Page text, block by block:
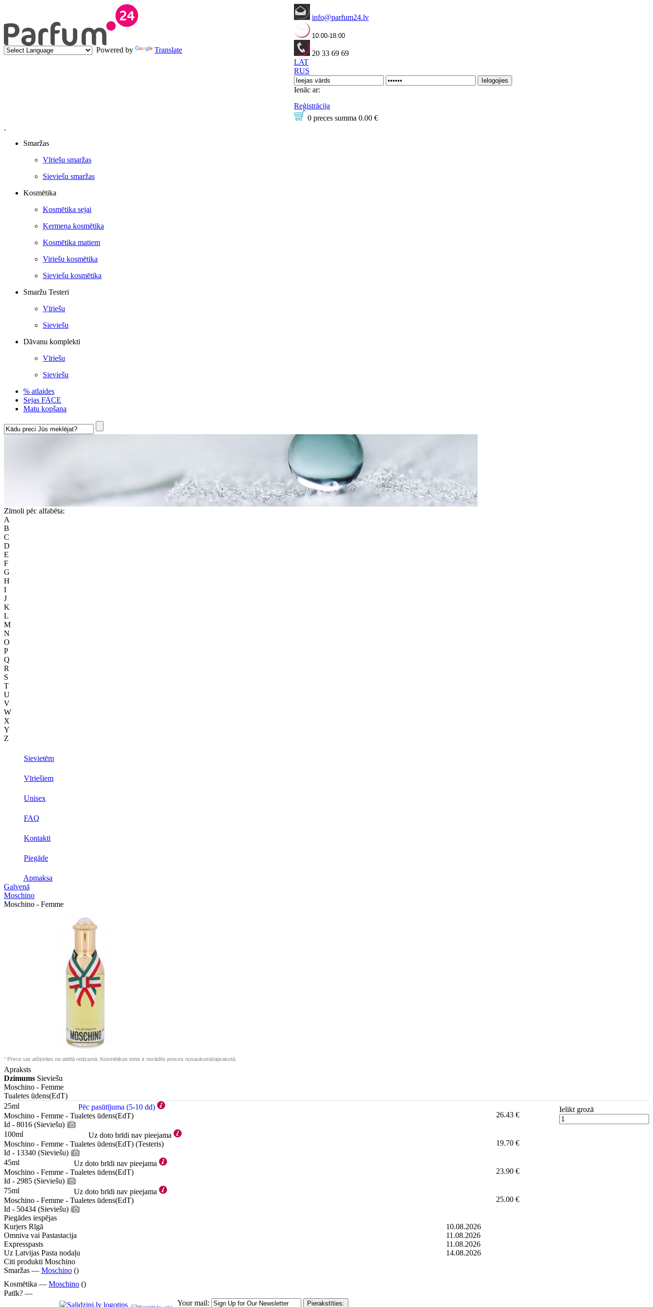
Powered by Translate
info@parfum24.lv
10:00-18:00
20 33 69 69
LAT
RUS
Ienāc ar:
Reģistrācija
0 preces summa 0.00 €
Smaržas
Vīriešu smaržas
Sieviešu smaržas
Kosmētika
Kosmētika sejai
Ķermeņa kosmētika
Kosmētika matiem
Viriešu kosmētika
Sieviešu kosmētika
Smaržu Testeri
Vīriešu
Sieviešu
Dāvanu komplekti
Vīriešu
Sieviešu
% atlaides
Sejas FACE
Matu kopšana
Zīmoli pēc alfabēta:
A
B
C
D
E
F
G
H
I
J
K
L
M
N
O
P
Q
R
S
T
U
V
W
X
Y
Z
Sievietēm
Vīriešiem
Unisex
FAQ
Kontakti
Piegāde
Apmaksa
Galvenā
Moschino
Moschino - Femme
* Prece var atšķirties no attēlā redzamā. Kosmētikas tonis ir norādīts preces nosaukumā/aprakstā.
Apraksts
Dzimums Sieviešu
Moschino - Femme
Tualetes ūdens(EdT)
25ml
Pēc pasūtījuma (5-10 dd)
Moschino - Femme - Tualetes ūdens(EdT)
Id - 8016 (Sieviešu)
26.43 €
Ielikt grozā
100ml
Uz doto brīdi nav pieejama
Moschino - Femme - Tualetes ūdens(EdT) (Testeris)
Id - 13340 (Sieviešu)
19.70 €
45ml
Uz doto brīdi nav pieejama
Moschino - Femme - Tualetes ūdens(EdT)
Id - 2985 (Sieviešu)
23.90 €
75ml
Uz doto brīdi nav pieejama
Moschino - Femme - Tualetes ūdens(EdT)
Id - 50434 (Sieviešu)
25.00 €
Piegādes iespējas
Kurjers Rīgā
10.08.2026
Omniva vai Pastastacija
11.08.2026
Expresspasts
11.08.2026
Uz Latvijas Pasta nodaļu
14.08.2026
Citi produkti Moschino
Smaržas — Moschino ()
Kosmētika — Moschino ()
Patīk? —
Your mail: